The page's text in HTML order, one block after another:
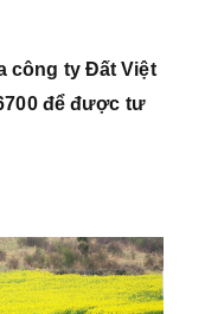
công ty Đất Việt
để được tư